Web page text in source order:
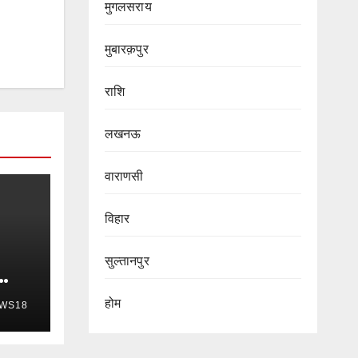
मुगलसराय
मुबारक़पुर
राशि
लखनऊ
वाराणसी
विहार
सुल्तानपुर
होम